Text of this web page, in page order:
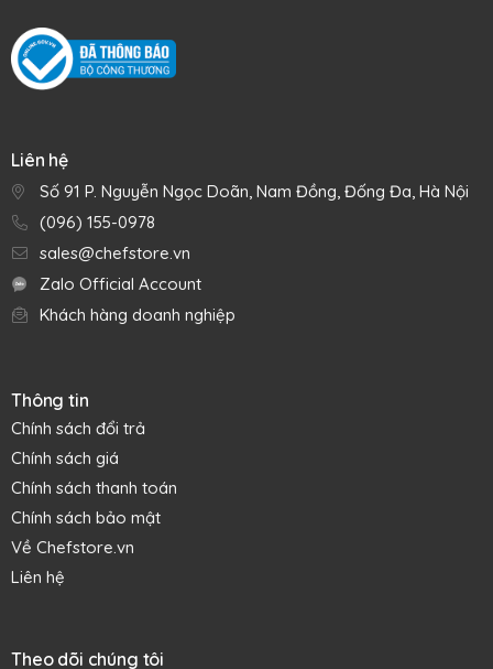
cầm nguyên khối dài 13 cm tiện dụng, bên ngoài bọc nylon
và được bịt kín hoàn toàn với các đầu sợi thép, đảm bảo
điều kiện vệ sinh. Tay cầm cực kỳ dễ chịu & chắc chắn, chịu
cấu chắc chắn, phù hợp nhất để trộn các sản phẩm thực
phẩm nặng. Các sợi được làm từ thép không gỉ 18/8 chống
ăn mòn và rỉ sét và có thiết kế dây gia cố ở giữa để loại bỏ
hoàn toàn hiện tượng uốn, xoắn và biến dạng. Chuôi cầm
bọc nylon màu xanh nước biển để nhận biết phong cách
French Whisk đến từ Vollrath, Mỹ.
Liên hệ
Số 91 P. Nguyễn Ngọc Doãn, Nam Đồng, Đống Đa, Hà Nội
(096) 155-0978
sales@chefstore.vn
Zalo Official Account
Khách hàng doanh nghiệp
Thông tin
Chính sách đổi trả
Chính sách giá
Chính sách thanh toán
Chính sách bảo mật
Về Chefstore.vn
Liên hệ
Theo dõi chúng tôi